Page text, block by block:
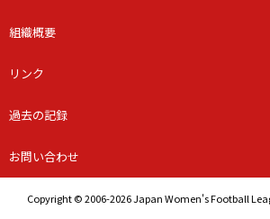
組織概要
リンク
過去の記録
お問い合わせ
Copyright © 2006-2026 Japan Women's Football